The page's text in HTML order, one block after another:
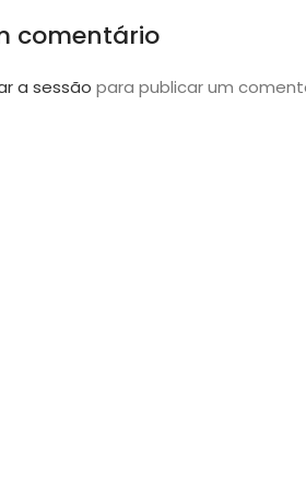
comentário
a sessão para publicar um